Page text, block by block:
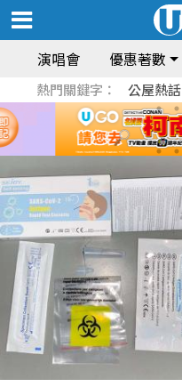
演唱會 優惠著數
熱門關鍵字： 公屋熱話